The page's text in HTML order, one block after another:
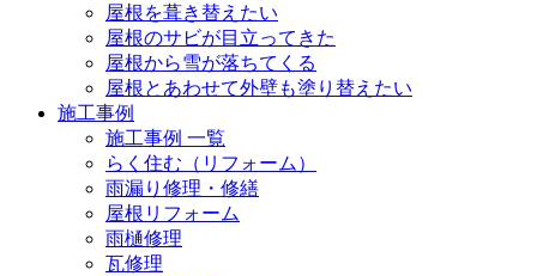
屋根を葺き替えたい
屋根のサビが目立ってきた
屋根から雪が落ちてくる
屋根とあわせて外壁も塗り替えたい
施工事例
施工事例 一覧
らく住む（リフォーム）
雨漏り修理・修繕
屋根リフォーム
雨樋修理
瓦修理